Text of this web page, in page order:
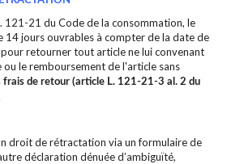
121-21 du Code de la consommation, le
14 jours ouvrables à compter de la date de
retourner tout article ne lui convenant
ou le remboursement de l'article sans
frais de retour (article L. 121-21-3 al. 2 du
droit de rétractation via un formulaire de
déclaration dénuée d’ambiguïté,